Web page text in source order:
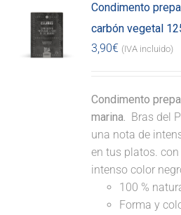
Condimento
carbón vegetal
3,90€ (IVA incluido)
Condimento
marina. Bras del
una nota de
en tus platos.
intenso color
100 %
Forma y